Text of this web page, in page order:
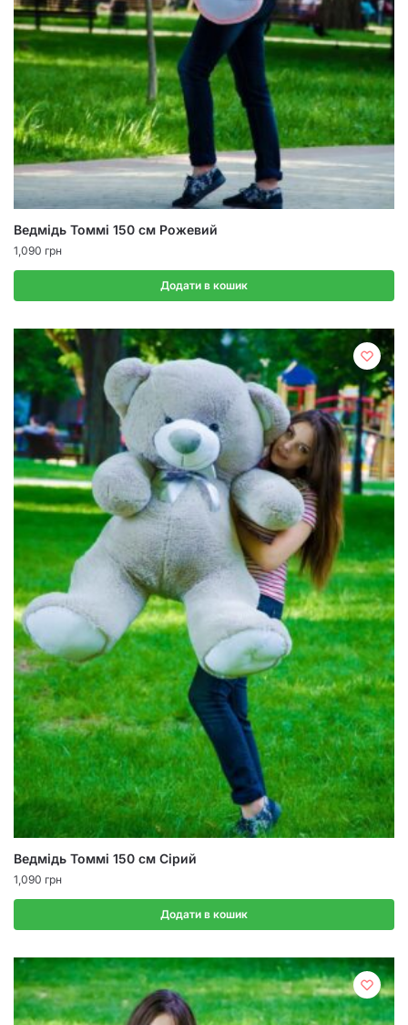
Ведмідь Томмі 150 см Рожевий
1,090 грн
Додати в кошик
Ведмідь Томмі 150 см Сірий
1,090 грн
Додати в кошик